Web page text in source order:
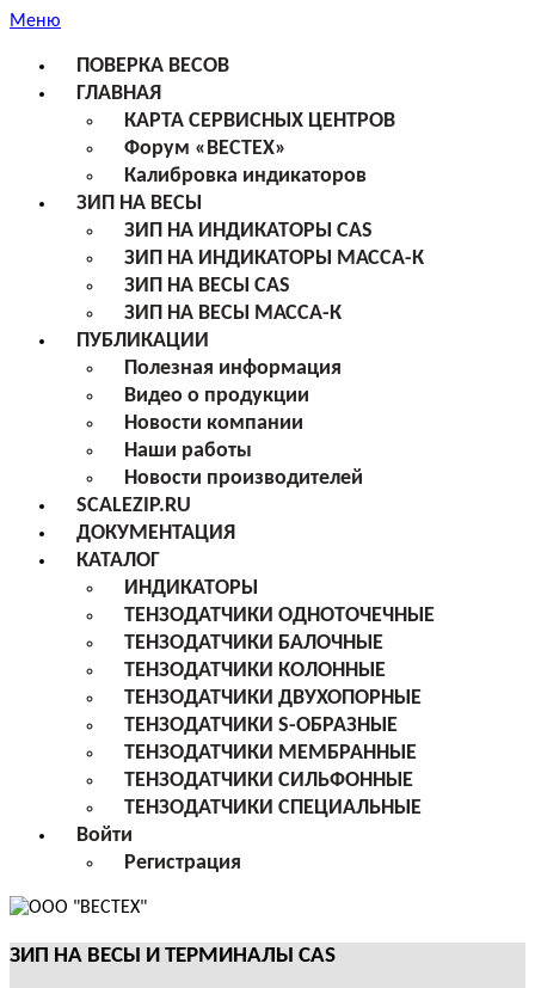
Меню
ПОВЕРКА ВЕСОВ
ГЛАВНАЯ
КАРТА СЕРВИСНЫХ ЦЕНТРОВ
Форум «ВЕСТЕХ»
Калибровка индикаторов
ЗИП НА ВЕСЫ
ЗИП НА ИНДИКАТОРЫ CAS
ЗИП НА ИНДИКАТОРЫ МАССА-К
ЗИП НА ВЕСЫ CAS
ЗИП НА ВЕСЫ МАССА-К
ПУБЛИКАЦИИ
Полезная информация
Видео о продукции
Новости компании
Наши работы
Новости производителей
SCALEZIP.RU
ДОКУМЕНТАЦИЯ
КАТАЛОГ
ИНДИКАТОРЫ
ТЕНЗОДАТЧИКИ ОДНОТОЧЕЧНЫЕ
ТЕНЗОДАТЧИКИ БАЛОЧНЫЕ
ТЕНЗОДАТЧИКИ КОЛОННЫЕ
ТЕНЗОДАТЧИКИ ДВУХОПОРНЫЕ
ТЕНЗОДАТЧИКИ S-ОБРАЗНЫЕ
ТЕНЗОДАТЧИКИ МЕМБРАННЫЕ
ТЕНЗОДАТЧИКИ СИЛЬФОННЫЕ
ТЕНЗОДАТЧИКИ СПЕЦИАЛЬНЫЕ
Войти
Регистрация
ЗИП НА ВЕСЫ И ТЕРМИНАЛЫ CAS